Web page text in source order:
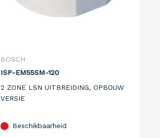
BOSCH
ISP-EM55SM-120
2 ZONE LSN UITBREIDING, OPBOUW
VERSIE
Beschikbaarheid